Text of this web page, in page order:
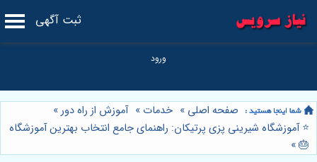
ثبت آگهی
صفحه اصلی » خدمات » آموزش از راه دور»
⭐️ آموزشگاه شیرینی پزی پرتیکان: راهنمای جامع انتخاب بهترین آموزشگاه
🎂
»